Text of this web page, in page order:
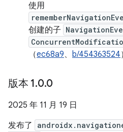
使用
创建的子
（ec68a9、 b/454363524）
版本 1.0.0
2025 年 11 月 19 日
发布了